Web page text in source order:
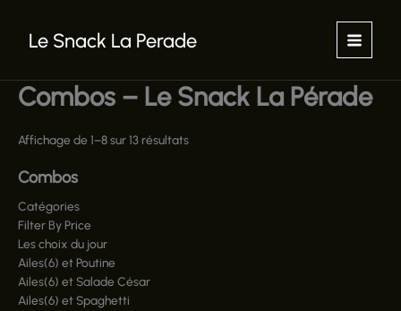
contenuLe Snack La Perade
Combos – Le Snack La Pérade
Affichage de 1–8 sur 13 résultats
Combos
Catégories
Filter By Price
Les choix du jour
Ailes(6) et Poutine
Ailes(6) et Salade César
Ailes(6) et Spaghetti